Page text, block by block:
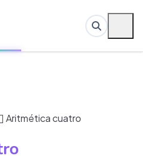
Aritmética cuatro